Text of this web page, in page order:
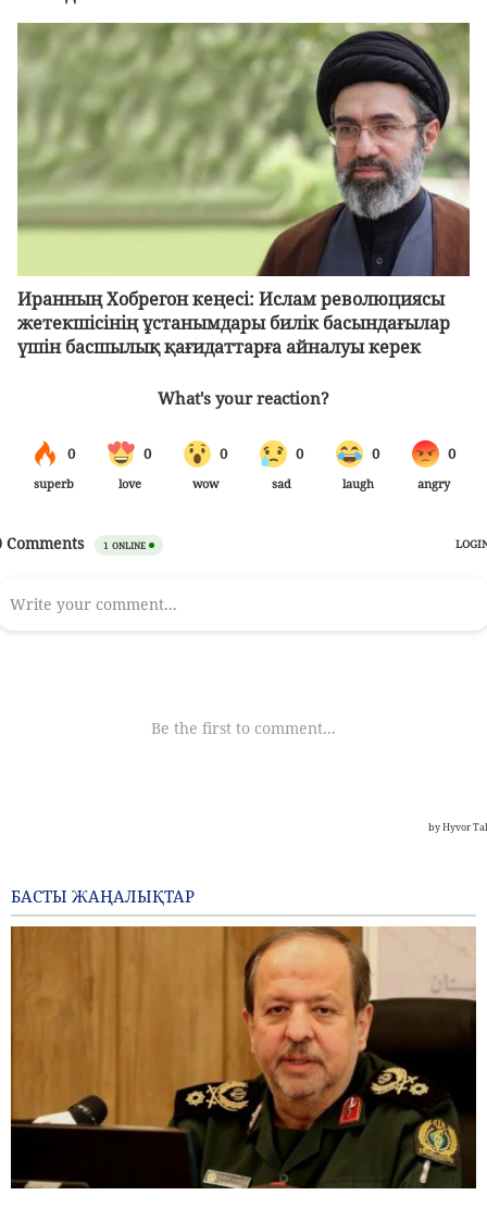
Иранның Хобрегон кеңесі: Ислам революциясы
жетекшісінің ұстанымдары билік басындағылар
үшін басшылық қағидаттарға айналуы керек
БАСТЫ ЖАҢАЛЫҚТАР